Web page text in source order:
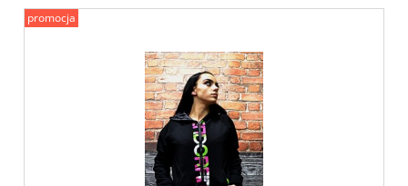
promocja